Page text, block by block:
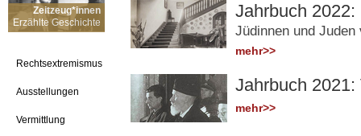
Zeitzeug*innen
Erzählte Geschichte
Rechtsextremismus
Ausstellungen
Vermittlung
Jahrbuch
Jüdinnen und
mehr>>
Jahrbuch
mehr>>